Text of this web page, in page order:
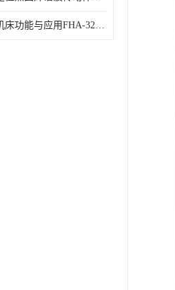
五轴机床功能与应用FHA-32C-50-US250